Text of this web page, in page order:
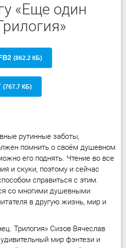
«Еще один
(862.2 КБ)
(767.7 КБ)
рутинные заботы,
помнить о своём душевном
его поднять. Чтение во все
и скуки, поэтому и сейчас
справиться с этим.
со многими душевными
в другую жизнь, мир и
Трилогия» Сизов Вячеслав
мир фэнтези и